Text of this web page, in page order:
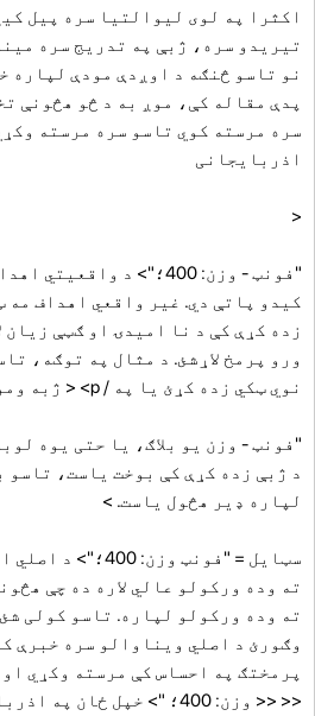
اکثرا په لوی لیوالتیا سره پیل
تیریدو سره، ژبې په تدریج سره
نو تاسو څنګه د اوږدې مودې لپاره
پدې مقاله کې، موږ به د څو هڅونې
سره مرسته کوي تاسو سره مرسته
اذربایجانی
<
"فونټ - وزن: 400؛"> د
کیدو پاتې دي. غیر واقعي اهداف مه
زده کړې کې د نا امیدۍ او ګټې زیان
نوي ټکي زده کړئ یا په / p> < ژبه ومومئ / پیاوړی>
"فونټ - وزن یو بلاګ، یا حتی یوه
د ژبې زده کړې کې بوخت یاست، تاسو
لپاره ډیر هڅول یاست. >
سټایل = "فونټ
ته وده ورکولو عالي لاره ده چې
ته وده ورکولو لپاره. تاسو کولی
وګورئ د اصلي ویناوالو سره خبرې
پرمختګ په احساس کې مرسته وکړي
<< << وزن: 400؛ "> خپل ځان